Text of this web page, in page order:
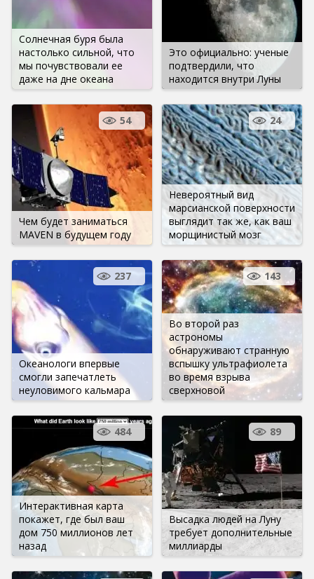
Солнечная буря была
настолько сильной, что
мы почувствовали ее
даже на дне океана
Это официально: ученые
подтвердили, что
находится внутри Луны
Чем будет заниматься
MAVEN в будущем году
54
Невероятный вид
марсианской поверхности
выглядит так же, как ваш
морщинистый мозг
24
Океанологи впервые
смогли запечатлеть
неуловимого кальмара
237
Во второй раз
астрономы
обнаруживают странную
вспышку ультрафиолета
во время взрыва
сверхновой
143
Интерактивная карта
покажет, где был ваш
дом 750 миллионов лет
назад
484
Высадка людей на Луну
требует дополнительные
миллиарды
89